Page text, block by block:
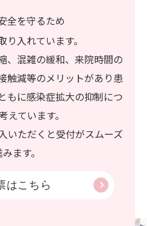
全を守るため
り入れています。
、混雑の緩和、来院時間の
触減等のメリットがあり患
もに感染症拡大の抑制につ
えています。
いただくと受付がスムーズ
ます。
はこちら